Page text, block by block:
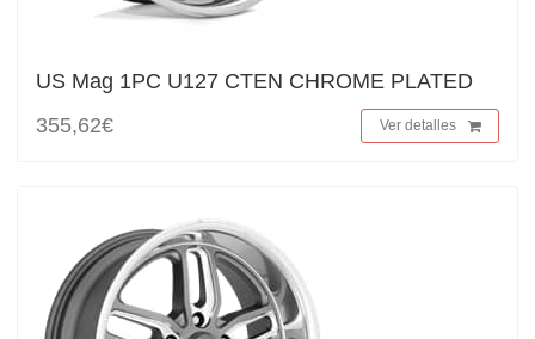
US Mag 1PC U127 CTEN CHROME PLATED
355,62€
Ver detalles